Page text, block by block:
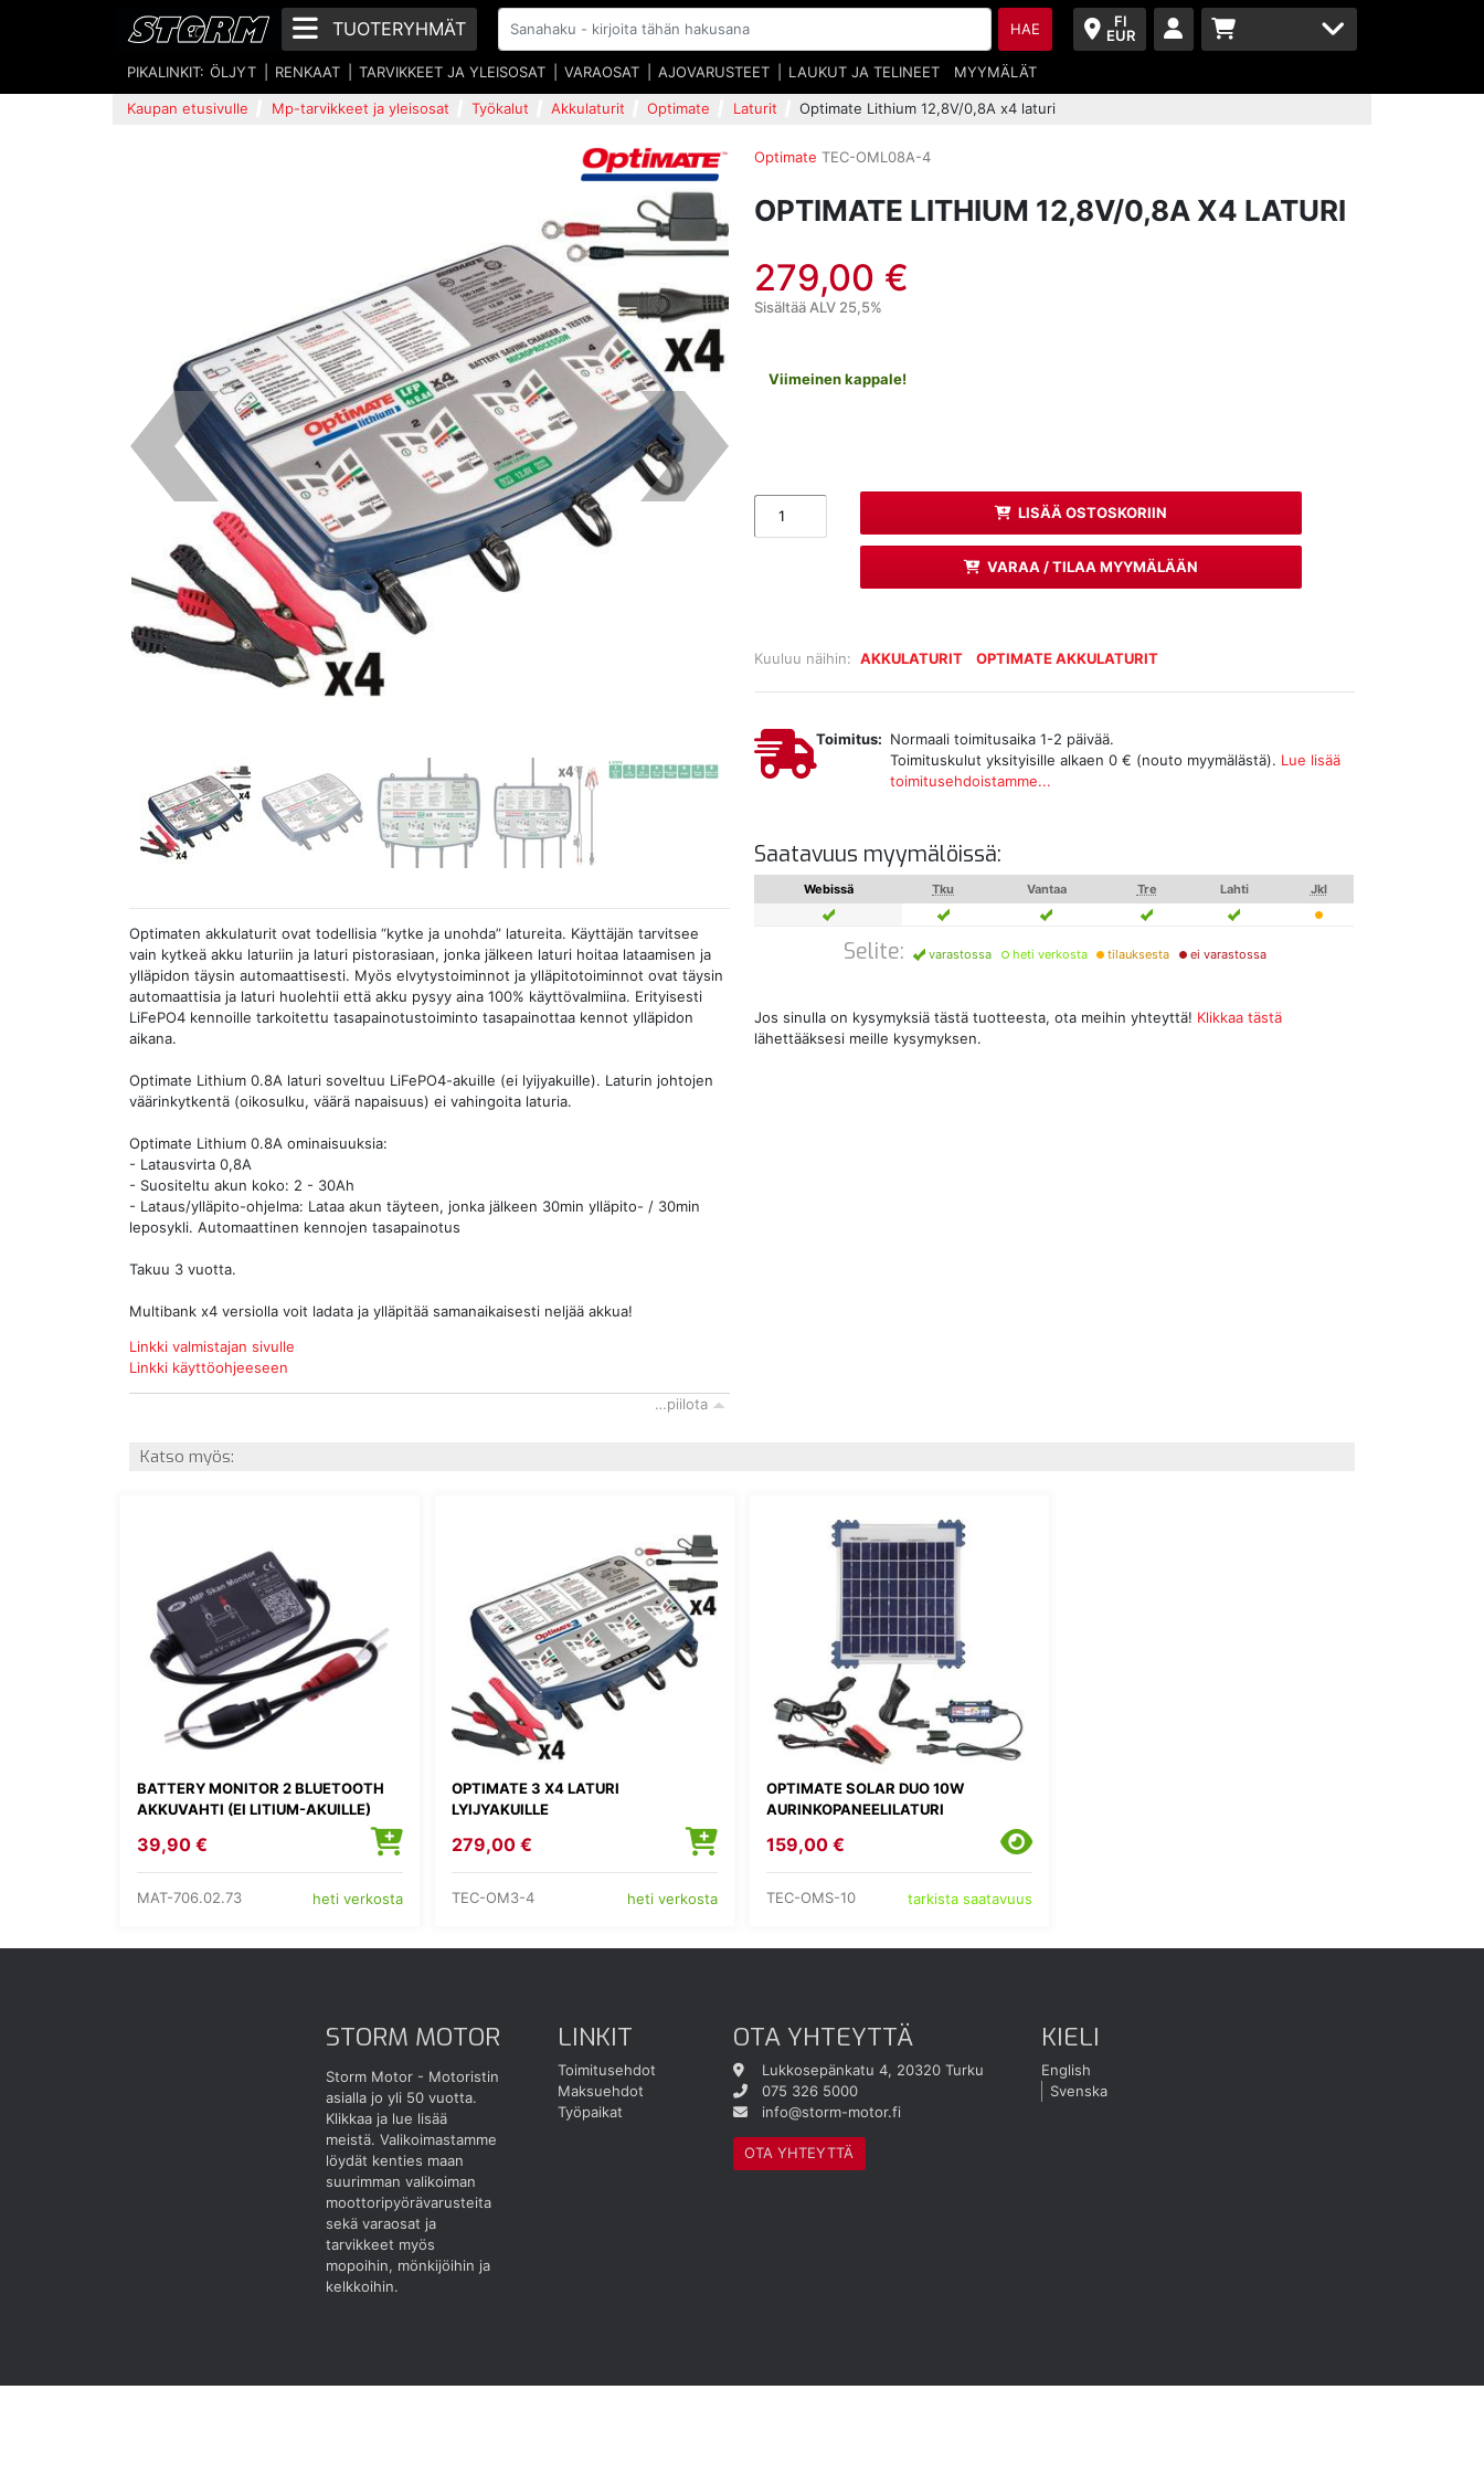
FI
EUR
TUOTERYHMÄT HAE
PIKALINKIT: ÖLJYT RENKAAT TARVIKKEET JA YLEISOSAT VARAOSAT AJOVARUSTEET LAUKUT JA TELINEET MYYMÄLÄT
Kaupan etusivulle Mp-tarvikkeet ja yleisosat Työkalut Akkulaturit Optimate Laturit Optimate Lithium 12,8V/0,8A x4 laturi
Optimate TEC-OML08A-4
OPTIMATE LITHIUM 12,8V/0,8A X4 LATURI
279,00 €
Sisältää ALV 25,5%
Viimeinen kappale!
LISÄÄ OSTOSKORIIN
VARAA / TILAA MYYMÄLÄÄN
Kuuluu näihin: AKKULATURIT OPTIMATE AKKULATURIT
Toimitus: Normaali toimitusaika 1-2 päivää.
Toimituskulut yksityisille alkaen 0 € (nouto myymälästä). Lue lisää
toimitusehdoistamme...
Saatavuus myymälöissä:
Webissä Tku Vantaa Tre Lahti Jkl
Selite: varastossa heti verkosta tilauksesta ei varastossa
Jos sinulla on kysymyksiä tästä tuotteesta, ota meihin yhteyttä! Klikkaa tästä
lähettääksesi meille kysymyksen.
Optimaten akkulaturit ovat todellisia “kytke ja unohda” latureita. Käyttäjän tarvitsee
vain kytkeä akku laturiin ja laturi pistorasiaan, jonka jälkeen laturi hoitaa lataamisen ja
ylläpidon täysin automaattisesti. Myös elvytystoiminnot ja ylläpitotoiminnot ovat täysin
automaattisia ja laturi huolehtii että akku pysyy aina 100% käyttövalmiina. Erityisesti
LiFePO4 kennoille tarkoitettu tasapainotustoiminto tasapainottaa kennot ylläpidon
aikana.
Optimate Lithium 0.8A laturi soveltuu LiFePO4-akuille (ei lyijyakuille). Laturin johtojen
väärinkytkentä (oikosulku, väärä napaisuus) ei vahingoita laturia.
Optimate Lithium 0.8A ominaisuuksia:
- Latausvirta 0,8A
- Suositeltu akun koko: 2 - 30Ah
- Lataus/ylläpito-ohjelma: Lataa akun täyteen, jonka jälkeen 30min ylläpito- / 30min
leposykli. Automaattinen kennojen tasapainotus
Takuu 3 vuotta.
Multibank x4 versiolla voit ladata ja ylläpitää samanaikaisesti neljää akkua!
Linkki valmistajan sivulle
Linkki käyttöohjeeseen
…piilota
Katso myös:
BATTERY MONITOR 2 BLUETOOTH
AKKUVAHTI (EI LITIUM-AKUILLE)
39,90 €
MAT-706.02.73 heti verkosta
OPTIMATE 3 X4 LATURI
LYIJYAKUILLE
279,00 €
TEC-OM3-4 heti verkosta
OPTIMATE SOLAR DUO 10W
AURINKOPANEELILATURI
159,00 €
TEC-OMS-10 tarkista saatavuus
STORM MOTOR
Storm Motor - Motoristin
asialla jo yli 50 vuotta.
Klikkaa ja lue lisää
meistä. Valikoimastamme
löydät kenties maan
suurimman valikoiman
moottoripyörävarusteita
sekä varaosat ja
tarvikkeet myös
mopoihin, mönkijöihin ja
kelkkoihin.
LINKIT
Toimitusehdot
Maksuehdot
Työpaikat
OTA YHTEYTTÄ
Lukkosepänkatu 4, 20320 Turku
075 326 5000
info@storm-motor.fi
OTA YHTEYTTÄ
KIELI
English
Svenska